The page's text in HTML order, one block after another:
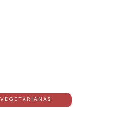
VEGETARIANAS